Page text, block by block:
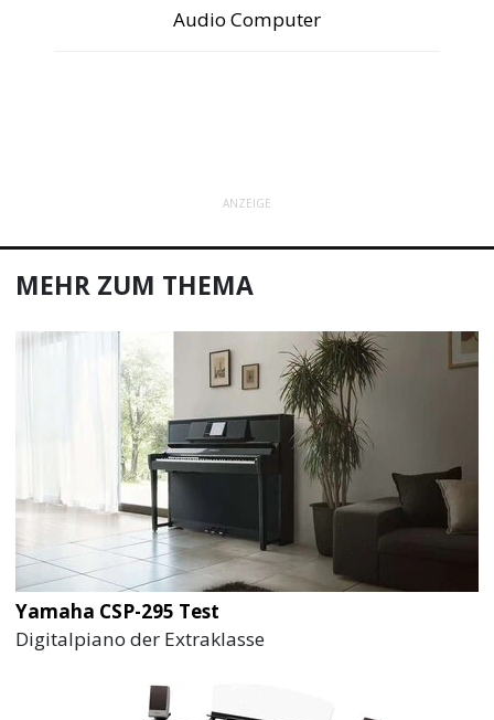
Audio Computer
ANZEIGE
MEHR ZUM THEMA
Yamaha CSP-295 Test
Digitalpiano der Extraklasse